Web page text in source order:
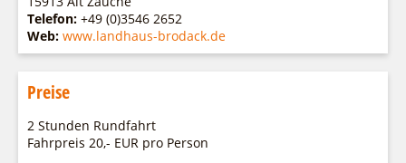
Telefon: +49 (0)3546 2652
Web: www.landhaus-brodack.de
Preise
2 Stunden Rundfahrt
Fahrpreis 20,- EUR pro Person